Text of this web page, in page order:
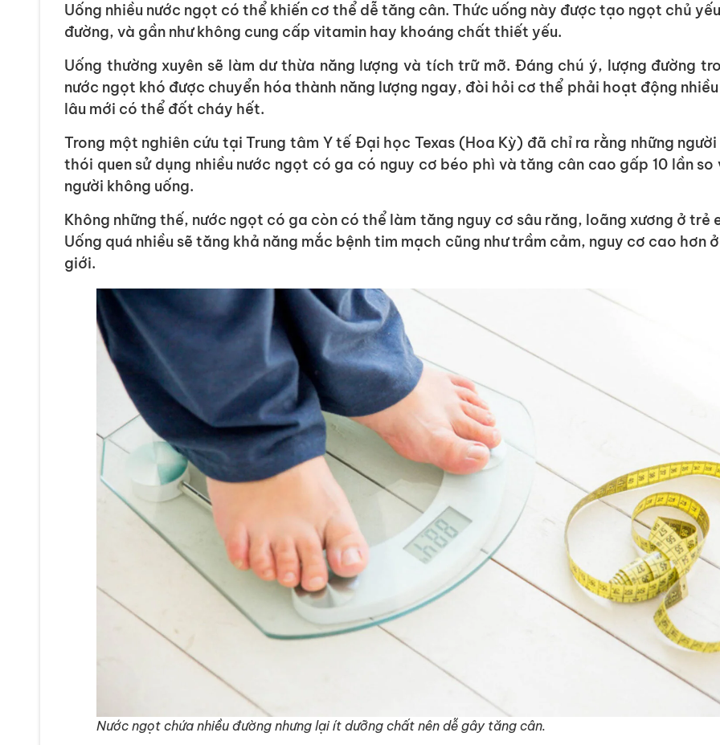
Uống nhiều nước ngọt có thể khiến cơ thể dễ tăng cân. Thức uống này được tạo ngọt chủ
đường, và gần như không cung cấp vitamin hay khoáng chất thiết yếu.
Uống thường xuyên sẽ làm dư thừa năng lượng và tích trữ mỡ. Đáng chú ý, lượng đường
nước ngọt khó được chuyển hóa thành năng lượng ngay, đòi hỏi cơ thể phải hoạt động
lâu mới có thể đốt cháy hết.
Trong một nghiên cứu tại Trung tâm Y tế Đại học Texas (Hoa Kỳ) đã chỉ ra rằng những
thói quen sử dụng nhiều nước ngọt có ga có nguy cơ béo phì và tăng cân cao gấp 10 lần so
người không uống.
Không những thế, nước ngọt có ga còn có thể làm tăng nguy cơ sâu răng, loãng xương ở trẻ
Uống quá nhiều sẽ tăng khả năng mắc bệnh tim mạch cũng như trầm cảm, nguy cơ cao hơn
giới.
Nước ngọt chứa nhiều đường nhưng lại ít dưỡng chất nên dễ gây tăng cân.